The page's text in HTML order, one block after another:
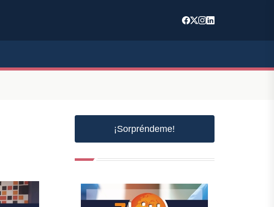
¡Sorpréndeme!